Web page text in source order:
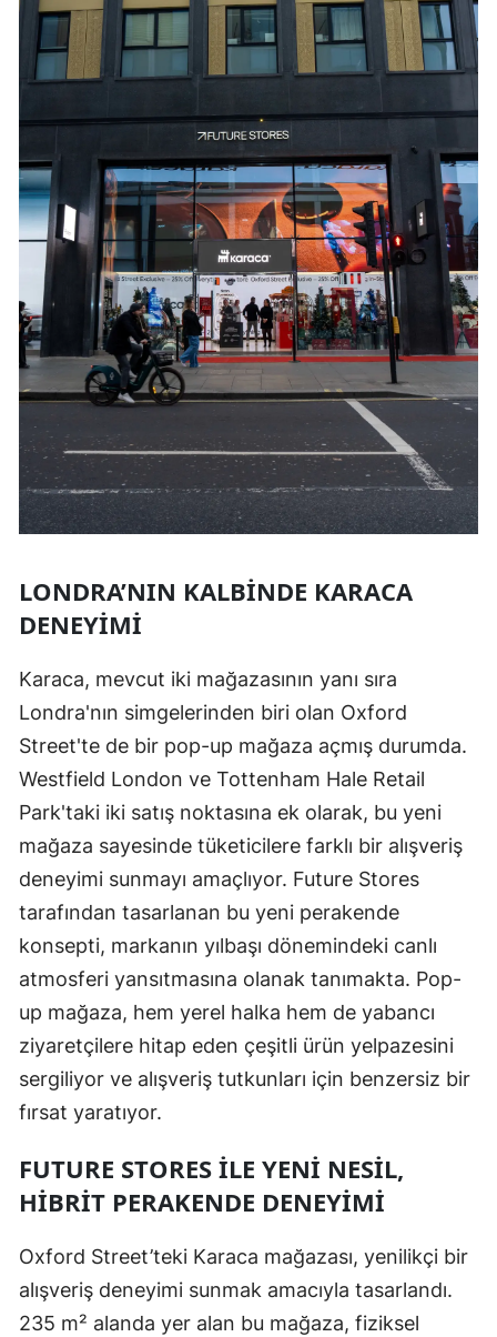
LONDRA’NIN KALBINDE KARACA
DENEYIMI
Karaca, mevcut iki mağazasının yanı sıra
Londra'nın simgelerinden biri olan Oxford
Street'te de bir pop-up mağaza açmış durumda.
Westfield London ve Tottenham Hale Retail
Park'taki iki satış noktasına ek olarak, bu yeni
mağaza sayesinde tüketicilere farklı bir alışveriş
deneyimi sunmayı amaçlıyor. Future Stores
tarafından tasarlanan bu yeni perakende
konsepti, markanın yılbaşı dönemindeki canlı
atmosferi yansıtmasına olanak tanımakta. Pop-
up mağaza, hem yerel halka hem de yabancı
ziyaretçilere hitap eden çeşitli ürün yelpazesini
sergiliyor ve alışveriş tutkunları için benzersiz bir
fırsat yaratıyor.
FUTURE STORES ILE YENI NESIL,
HIBRIT PERAKENDE DENEYIMI
Oxford Street’teki Karaca mağazası, yenilikçi bir
alışveriş deneyimi sunmak amacıyla tasarlandı.
235 m² alanda yer alan bu mağaza, fiziksel